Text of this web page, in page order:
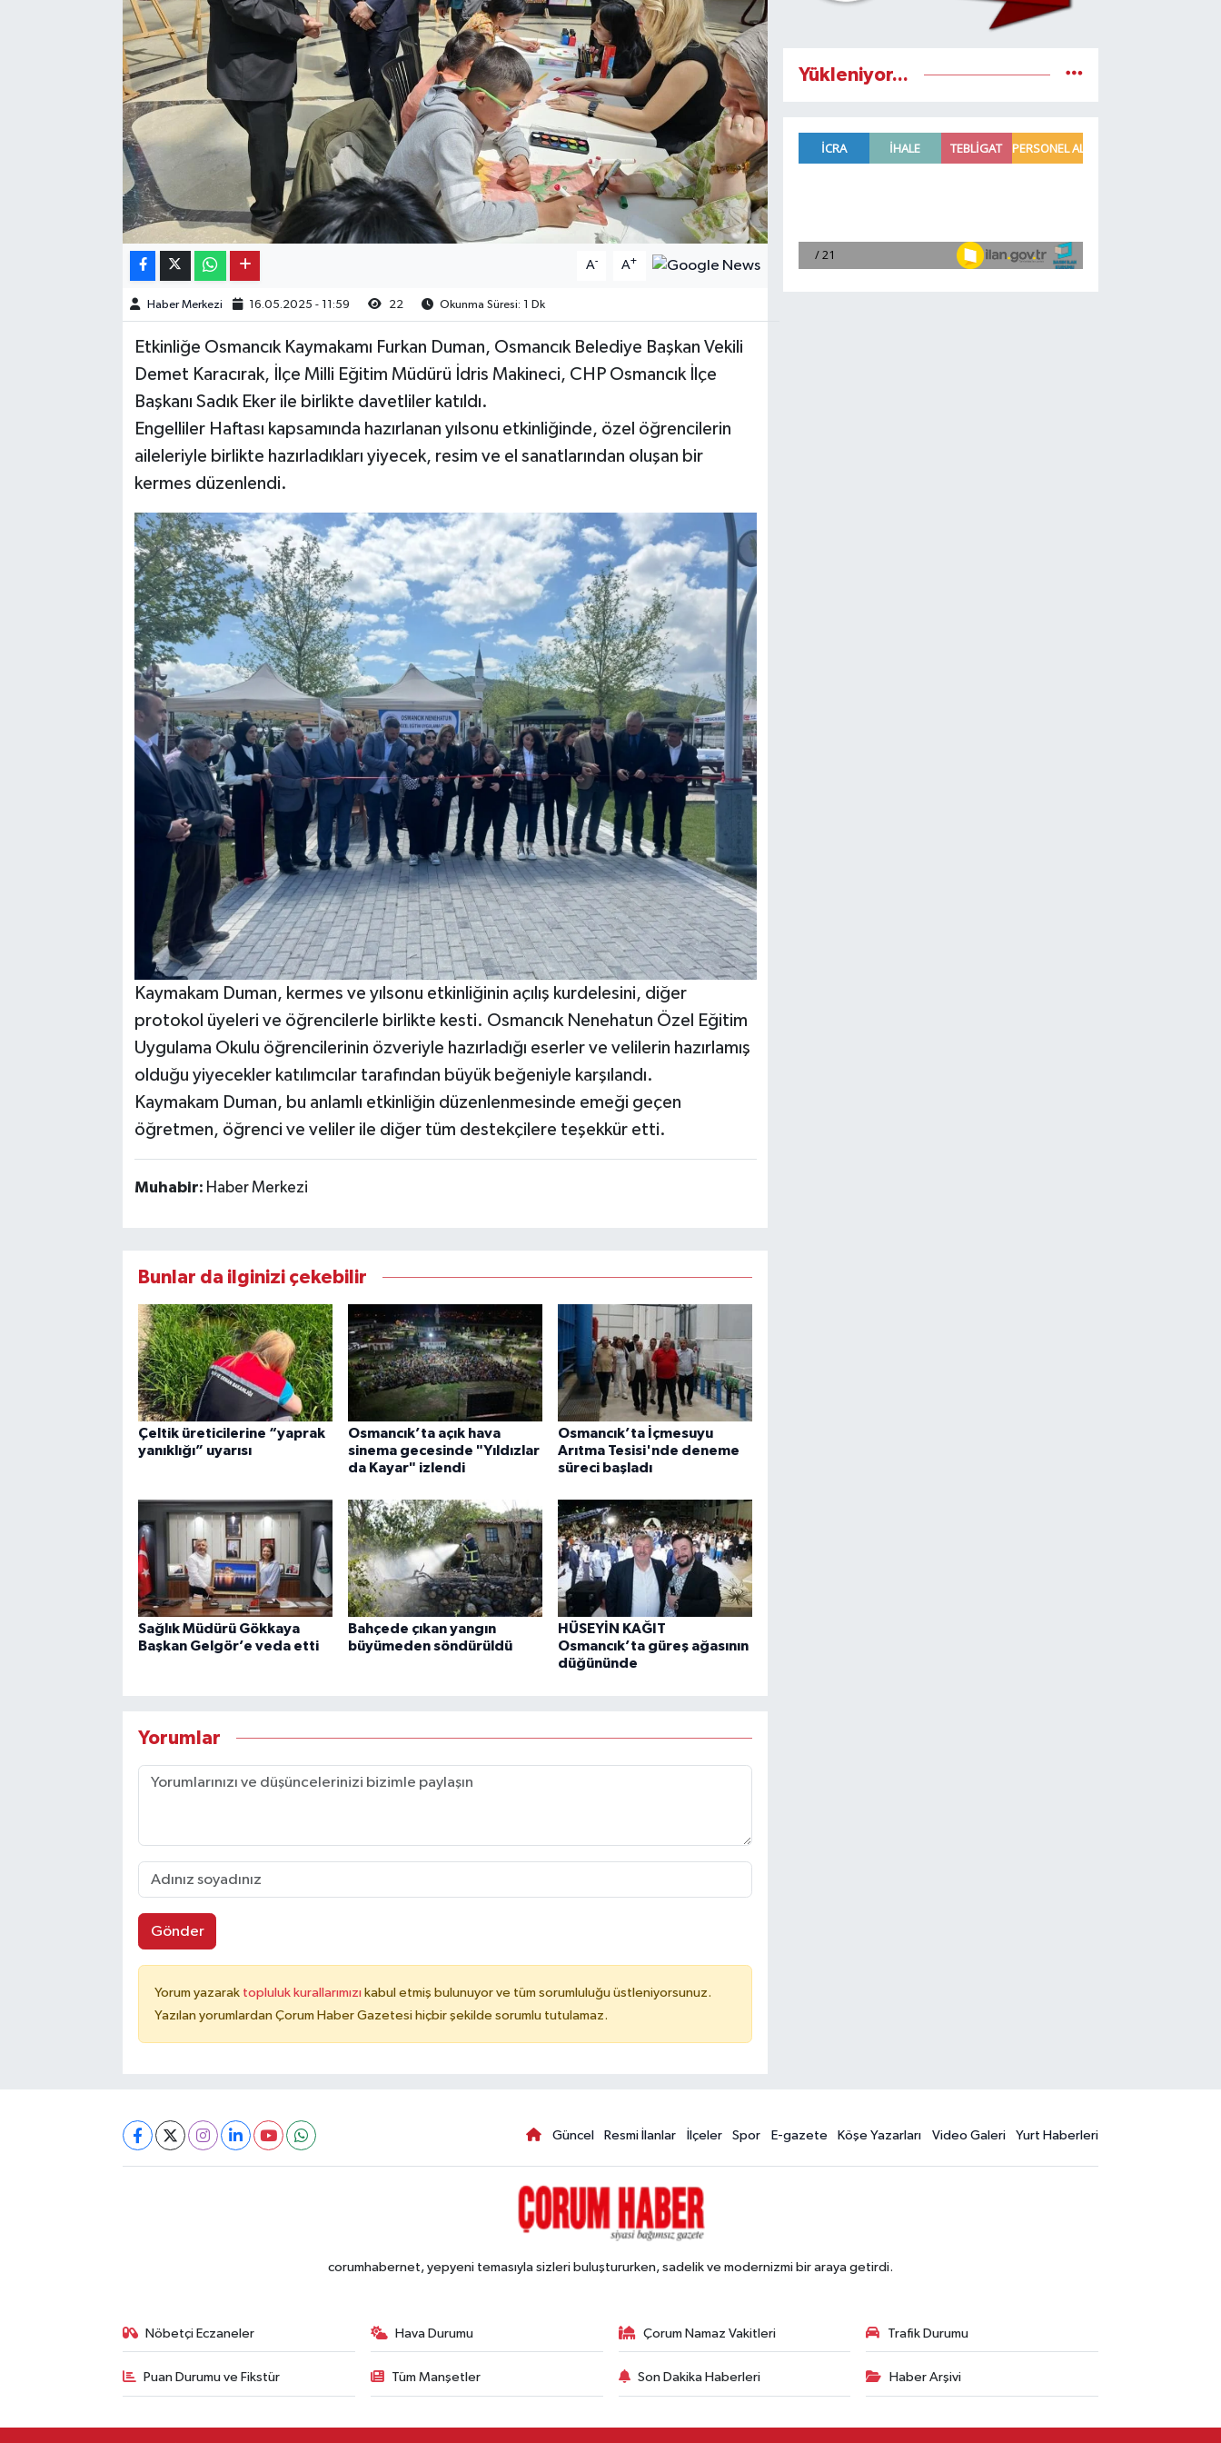
A- A+
Haber Merkezi 16.05.2025 - 11:59 22 Okunma Süresi: 1 Dk
Etkinliğe Osmancık Kaymakamı Furkan Duman, Osmancık Belediye Başkan Vekili
Demet Karacırak, İlçe Milli Eğitim Müdürü İdris Makineci, CHP Osmancık İlçe
Başkanı Sadık Eker ile birlikte davetliler katıldı.
Engelliler Haftası kapsamında hazırlanan yılsonu etkinliğinde, özel öğrencilerin
aileleriyle birlikte hazırladıkları yiyecek, resim ve el sanatlarından oluşan bir
kermes düzenlendi.
Kaymakam Duman, kermes ve yılsonu etkinliğinin açılış kurdelesini, diğer
protokol üyeleri ve öğrencilerle birlikte kesti. Osmancık Nenehatun Özel Eğitim
Uygulama Okulu öğrencilerinin özveriyle hazırladığı eserler ve velilerin hazırlamış
olduğu yiyecekler katılımcılar tarafından büyük beğeniyle karşılandı.
Kaymakam Duman, bu anlamlı etkinliğin düzenlenmesinde emeği geçen
öğretmen, öğrenci ve veliler ile diğer tüm destekçilere teşekkür etti.
Muhabir: Haber Merkezi
Bunlar da ilginizi çekebilir
Çeltik üreticilerine “yaprak
yanıklığı” uyarısı
Osmancık’ta açık hava
sinema gecesinde "Yıldızlar
da Kayar" izlendi
Osmancık’ta İçmesuyu
Arıtma Tesisi'nde deneme
süreci başladı
Sağlık Müdürü Gökkaya
Başkan Gelgör’e veda etti
Bahçede çıkan yangın
büyümeden söndürüldü
HÜSEYİN KAĞIT
Osmancık’ta güreş ağasının
düğününde
Yorumlar
Gönder
Yorum yazarak topluluk kurallarımızı kabul etmiş bulunuyor ve tüm sorumluluğu üstleniyorsunuz.
Yazılan yorumlardan Çorum Haber Gazetesi hiçbir şekilde sorumlu tutulamaz.
Yükleniyor...
Güncel Resmi İlanlar İlçeler Spor E-gazete Köşe Yazarları Video Galeri Yurt Haberleri
corumhabernet, yepyeni temasıyla sizleri buluştururken, sadelik ve modernizmi bir araya getirdi.
Nöbetçi Eczaneler Hava Durumu Çorum Namaz Vakitleri Trafik Durumu
Puan Durumu ve Fikstür Tüm Manşetler Son Dakika Haberleri Haber Arşivi